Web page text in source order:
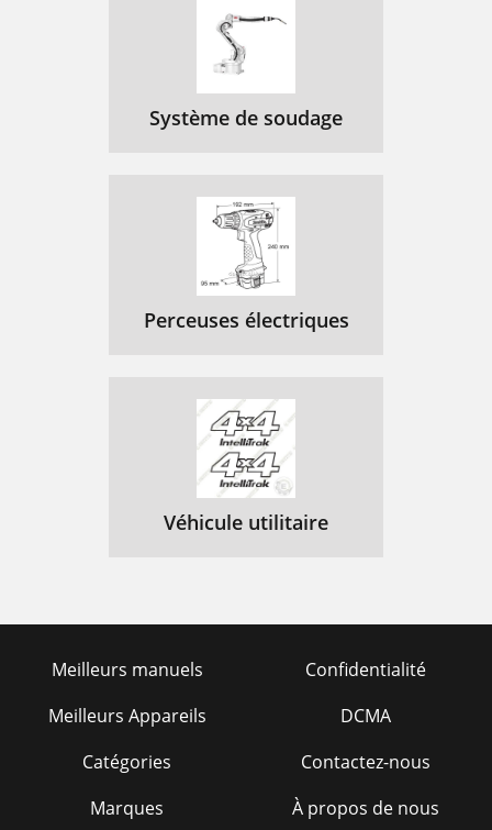
Système de soudage
Perceuses électriques
Véhicule utilitaire
Meilleurs manuels
Meilleurs Appareils
Catégories
Marques
Confidentialité
DCMA
Contactez-nous
À propos de nous